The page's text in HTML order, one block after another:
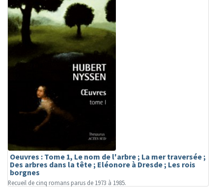
Oeuvres : Tome 1, Le nom de l'arbre ; La mer traversée ;
Des arbres dans la tête ; Eléonore à Dresde ; Les rois
borgnes
Recueil de cinq romans parus de 1973 à 1985.